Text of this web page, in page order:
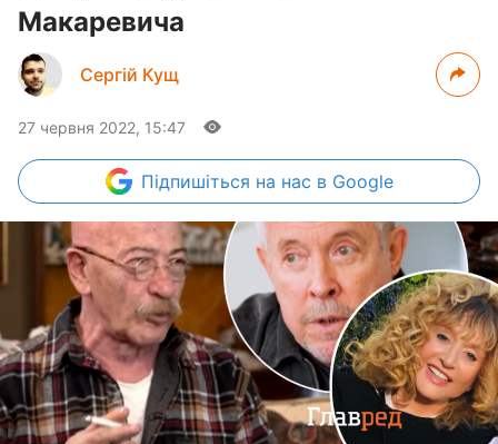
Макаревича
Сергій Кущ
27 червня 2022, 15:47
Підпишіться на нас в Google